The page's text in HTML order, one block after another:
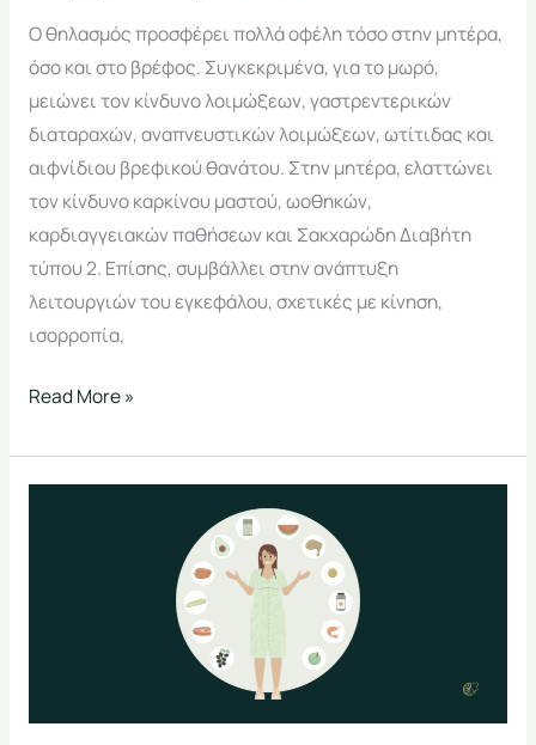
Ο θηλασμός προσφέρει πολλά οφέλη τόσο στην μητέρα,
όσο και στο βρέφος. Συγκεκριμένα, για το μωρό,
μειώνει τον κίνδυνο λοιμώξεων, γαστρεντερικών
διαταραχών, αναπνευστικών λοιμώξεων, ωτίτιδας και
αιφνίδιου βρεφικού θανάτου. Στην μητέρα, ελαττώνει
τον κίνδυνο καρκίνου μαστού, ωοθηκών,
καρδιαγγειακών παθήσεων και Σακχαρώδη Διαβήτη
τύπου 2. Επίσης, συμβάλλει στην ανάπτυξη
λειτουργιών του εγκεφάλου, σχετικές με κίνηση,
ισορροπία,
Read More »